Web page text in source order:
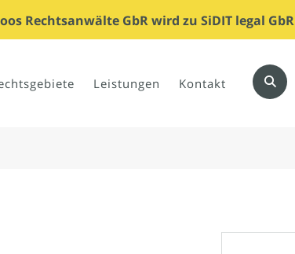
Rechtsanwälte GbR wird zu SiDIT legal GbR
Leistungen Kontakt